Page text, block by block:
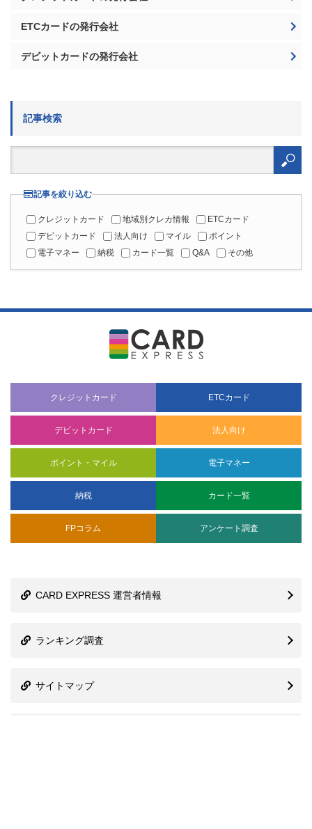
ETCカードの発行会社
デビットカードの発行会社
記事検索
検
記事を絞り込む
クレジットカード 地域別クレカ情報
ETCカード
デビットカード
法人向け マイル
ポイント
電子マネー
納税 カード一覧 Q&A その他
クレジットカード ETCカード
デビットカード 法人向け
ポイント・マイル 電子マネー
納税 カード一覧
FPコラム アンケート調査
CARD EXPRESS 運営者情報
ランキング調査
サイトマップ